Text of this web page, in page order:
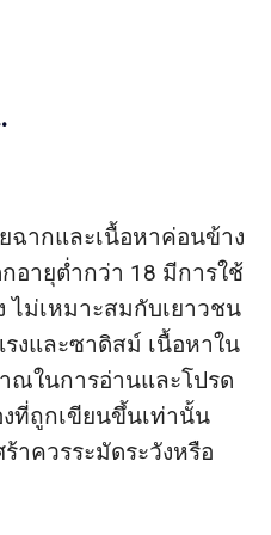
ฉากและเนื้อหาค่อนข้าง
อายุต่ำกว่า 18 มีการใช้
ไม่เหมาะสมกับเยาวชน
งและซาดิสม์ เนื้อหาใน
ในการอ่านและโปรด
งที่ถูกเขียนขึ้นเท่านั้น
าควรระมัดระวังหรือ